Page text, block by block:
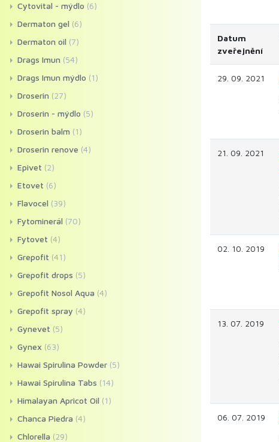
Datum
zveřejnění
29. 09. 2021
21. 09. 2021
02. 10. 2019
13. 07. 2019
06. 07. 2019
Cytovital - mýdlo (6)
Dermaton gel (6)
Dermaton oil (7)
Drags Imun (54)
Drags Imun mýdlo (1)
Droserin (27)
Droserin - mýdlo (5)
Droserin balm (1)
Droserin renove (4)
Epivet (2)
Etovet (6)
Flavocel (39)
Fytominerál (70)
Fytovet (4)
Grepofit (41)
Grepofit drops (5)
Grepofit Nosol Aqua (4)
Grepofit spray (4)
Gynevet (5)
Gynex (63)
Hawai Spirulina Powder (5)
Hawai Spirulina Tabs (14)
Himalayan Apricot Oil (1)
Chanca Piedra (4)
Chlorella (29)